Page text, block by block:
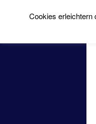
Cookies erleichtern